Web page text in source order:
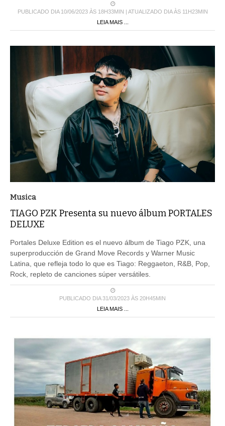
PUBLICADO DIA 10/06/2023 ÀS 18H33MIN | ATUALIZADO DIA ÀS 11H23MIN
LEIA MAIS ...
Musica
TIAGO PZK Presenta su nuevo álbum PORTALES
DELUXE
Portales Deluxe Edition es el nuevo álbum de Tiago PZK, una
superproducción de Grand Move Records y Warner Music
Latina, que refleja todo lo que es Tiago: Reggaeton, R&B, Pop,
Rock, repleto de canciones súper versátiles.
PUBLICADO DIA 31/03/2023 ÀS 20H45MIN
LEIA MAIS ...